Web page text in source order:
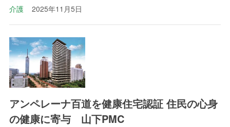
介護 2025年11月5日
アンペレーナ百道を健康住宅認証 住民の心身
の健康に寄与 山下PMC